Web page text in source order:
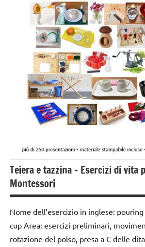
esercizi
preliminari
movimenti
elementari
GUIDA
DIDATTICA
MONTESSORI
TUTTI GLI
PER ETA'
TUTTI GLI
ARTICOLI
VITA
PRATICA
Teiera e tazzina – Esercizi di vita
Montessori
Nome dell’esercizio in inglese:
cup Area: esercizi preliminari,
rotazione del polso, presa a C delle